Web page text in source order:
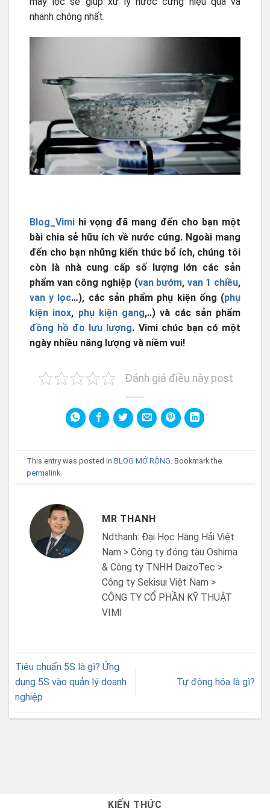
nhanh chóng nhất.
Blog_Vimi hi vọng đã mang đến cho bạn một
bài chia sẻ hữu ích về nước cứng. Ngoài mang
đến cho bạn những kiến thức bổ ích, chúng tôi
còn là nhà cung cấp số lượng lớn các sản
phẩm van công nghiệp (van bướm, van 1 chiều,
van y lọc…), các sản phẩm phụ kiện ống (phụ
kiện inox, phụ kiện gang,..) và các sản phẩm
đồng hồ đo lưu lượng. Vimichúc bạn có một
ngày nhiều năng lượng và niềm vui!
Đánh giá điều này post
This entry was posted inBLOG MỞ RỘNG . Bookmark the
permalink
MR THANH
Ndthanh: Đại Học Hàng Hải Việt
Nam > Công ty đóng tàu Oshima
& Công ty TNHH DaizoTec >
Công ty Sekisui Việt Nam >
CÔNG TY CỔ PHẦN KỸ THUẬT
VIMI
Tiêu chuẩn 5S là gì? Ứng
dụng 5S vào quản lý doanh
nghiệp
Tự động hóa là gì?
KIẾN THỨC